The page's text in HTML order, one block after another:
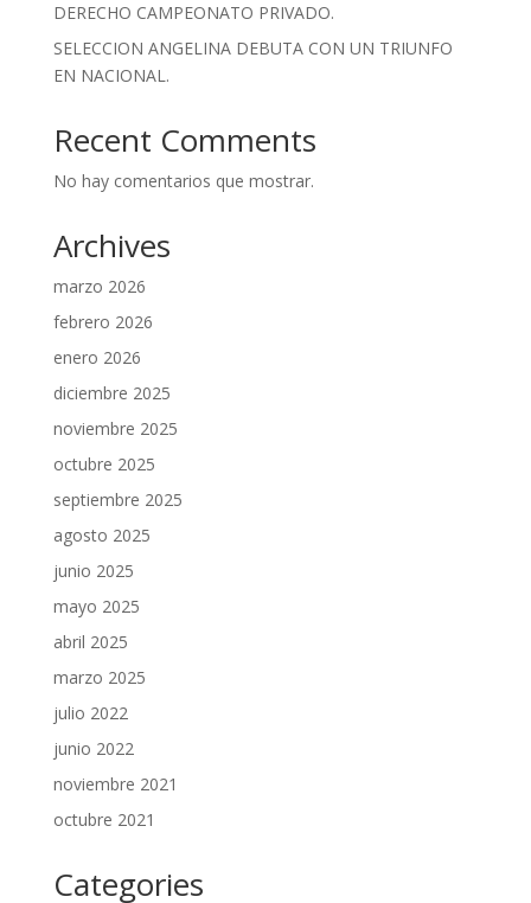
DERECHO CAMPEONATO PRIVADO.
SELECCION ANGELINA DEBUTA CON UN TRIUNFO
EN NACIONAL.
Recent Comments
No hay comentarios que mostrar.
Archives
marzo 2026
febrero 2026
enero 2026
diciembre 2025
noviembre 2025
octubre 2025
septiembre 2025
agosto 2025
junio 2025
mayo 2025
abril 2025
marzo 2025
julio 2022
junio 2022
noviembre 2021
octubre 2021
Categories